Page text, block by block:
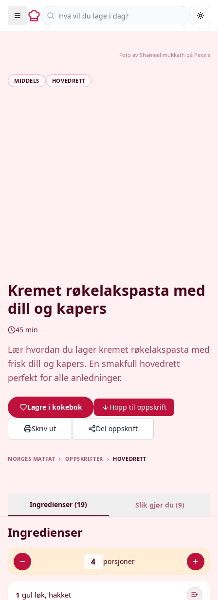
Søk i oppskrifter
MIDDELS HOVEDRETT
Kremet røkelakspasta med
dill og kapers
45 min
Lær hvordan du lager kremet røkelakspasta med
frisk dill og kapers. En smakfull hovedrett
perfekt for alle anledninger.
Lagre i kokebok Hopp til oppskrift
Skriv ut Del oppskrift
Foto av Shameel mukkath på Pexels
NORGES MATFAT › OPPSKRIFTER › HOVEDRETT
Ingredienser (19) Slik gjør du (9)
Ingredienser
4 porsjoner
1 gul løk, hakket